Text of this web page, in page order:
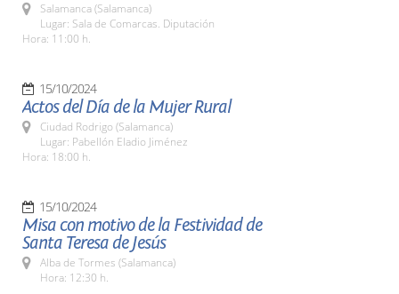
Salamanca (Salamanca)
Lugar: Sala de Comarcas. Diputación
Hora: 11:00 h.
15/10/2024
Actos del Día de la Mujer Rural
Ciudad Rodrigo (Salamanca)
Lugar: Pabellón Eladio Jiménez
Hora: 18:00 h.
15/10/2024
Misa con motivo de la Festividad de
Santa Teresa de Jesús
Alba de Tormes (Salamanca)
Hora: 12:30 h.